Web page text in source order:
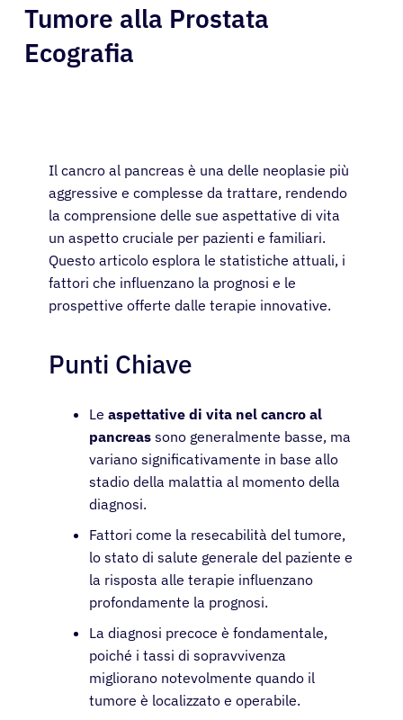
Tumore alla Prostata
Ecografia
Il cancro al pancreas è una delle neoplasie più
aggressive e complesse da trattare, rendendo
la comprensione delle sue aspettative di vita
un aspetto cruciale per pazienti e familiari.
Questo articolo esplora le statistiche attuali, i
fattori che influenzano la prognosi e le
prospettive offerte dalle terapie innovative.
Punti Chiave
Le aspettative di vita nel cancro al
pancreas sono generalmente basse, ma
variano significativamente in base allo
stadio della malattia al momento della
diagnosi.
Fattori come la resecabilità del tumore,
lo stato di salute generale del paziente e
la risposta alle terapie influenzano
profondamente la prognosi.
La diagnosi precoce è fondamentale,
poiché i tassi di sopravvivenza
migliorano notevolmente quando il
tumore è localizzato e operabile.